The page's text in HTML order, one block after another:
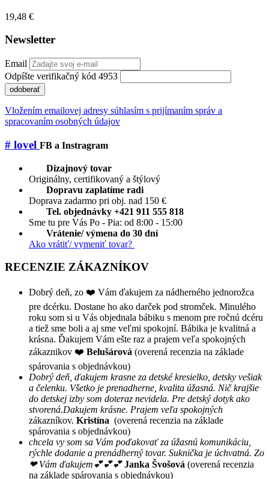
19,48 €
Newsletter
Email
Odpíšte verifikačný kód 4953
odoberať
Vložením emailovej adresy súhlasím s prijímaním správ a
spracovaním osobných údajov
# lovel FB a Instragram
Dizajnový tovar
Originálny, certifikovaný a štýlový
Dopravu zaplatíme radi
Doprava zadarmo pri obj. nad 150 €
Tel. objednávky +421 911 555 818
Sme tu pre Vás Po - Pia: od 8:00 - 15:00
Vrátenie/ výmena do 30 dní
Ako vrátiť/ vymeniť tovar?
RECENZIE ZÁKAZNÍKOV
Dobrý deň, zo ❤️ Vám ďakujem za nádherného jednorožca
pre dcérku. Dostane ho ako darček pod stromček. Minulého
roku som si u Vás objednala bábiku s menom pre ročnú dcéru
a tiež sme boli a aj sme veľmi spokojní. Bábika je kvalitná a
krásna. Ďakujem Vám ešte raz a prajem veľa spokojných
zákaznikov ❤️ Belušárová (overená recenzia na základe
spárovania s objednávkou)
Dobrý deň, ďakujem krasne za detské kresielko, detsky vešiak
a čelenku. Všetko je prenadherne, kvalita úžasná. Nič krajšie
do detskej izby som doteraz nevidela. Pre detský dotyk ako
stvorená.Dakujem krásne. Prajem veľa spokojných
zákazníkov. Kristína (overená recenzia na základe
spárovania s objednávkou)
chcela vy som sa Vám poďakovať za úžasnú komunikáciu,
rýchle dodanie a prenádherný tovar. Suknička je úchvatná. Zo
❤ Vám ďakujem💕💕💕 Janka Švošová (overená recenzia
na základe spárovania s objednávkou)